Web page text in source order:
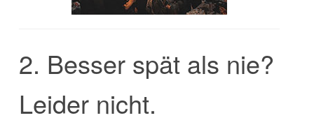
2. Besser spät als nie?
Leider nicht.